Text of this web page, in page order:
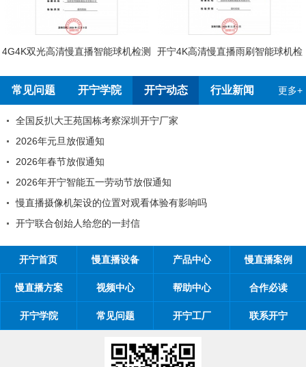
4G4K双光高清慢直播智能球机检测
开宁4K高清慢直播雨刷智能球机检
常见问题 开宁学院 开宁动态 行业新闻 更多+
全国反扒大王苑国栋考察深圳开宁厂家
2026年元旦放假通知
2026年春节放假通知
2026年开宁智能五一劳动节放假通知
慢直播摄像机架设的位置对观看体验有影响吗
开宁联合创始人给您的一封信
开宁首页 慢直播设备 产品中心 慢直播案例
慢直播方案 视频中心 帮助中心 合作必读
开宁学院 常见问题 开宁工厂 联系开宁